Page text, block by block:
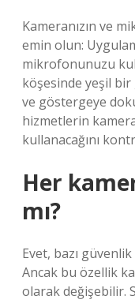
Kameranızın ve
emin olun:
mikrofonunuzu
köşesinde yeşil bir
ve göstergeye
hizmetlerin
kullanacağını
Her
mı?
Evet, bazı
Ancak bu özellik
olarak değişebilir.